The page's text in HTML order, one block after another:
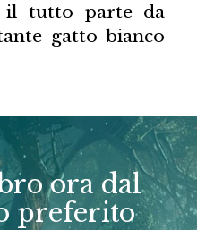
il tutto parte da
gatto bianco
ora dal
preferito